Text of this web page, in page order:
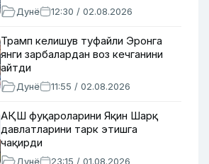
Дунё 12:30 / 02.08.2026
Трамп келишув туфайли Эронга
янги зарбалардан воз кечганини
айтди
Дунё 11:55 / 02.08.2026
АҚШ фуқароларини Яқин Шарқ
давлатларини тарк этишга
чақирди
Дунё 23:15 / 01.08.2026